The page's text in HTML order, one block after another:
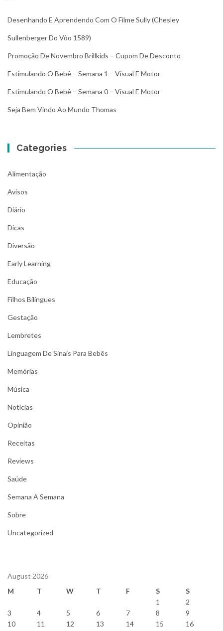
Desenhando E Aprendendo Com O Filme Sully (Chesley
Sullenberger Do Vôo 1589)
Promoção De Novembro Brillkids – Cupom De Desconto
Estimulando O Bebê – Semana 1 – Visual E Motor
Estimulando O Bebê – Semana 0 – Visual E Motor
Seja Bem Vindo Ao Mundo Thomas
Categories
Alimentação
Avisos
Diário
Dicas
Diversão
Early Learning
Educação
Filhos Bilíngues
Gestação
Lembretes
Linguagem De Sinais Para Bebês
Memórias
Música
Notícias
Opinião
Receitas
Reviews
Saúde
Semana A Semana
Sobre
Uncategorized
August 2026
M
T W T F S
S
1
2
3
4 5 6 7 8
9
10
11 12 13 14 15
16